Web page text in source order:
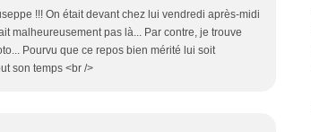
!!! On était devant chez lui vendredi après-midi
malheureusement pas là... Par contre, je trouve
Pourvu que ce repos bien mérité lui soit
son temps <br />